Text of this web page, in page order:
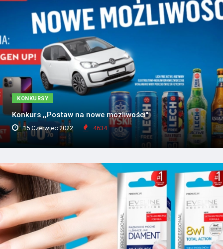
KONKURSY
Konkurs ,,Postaw na nowe możliwości"
15 Czerwiec 2022 4634